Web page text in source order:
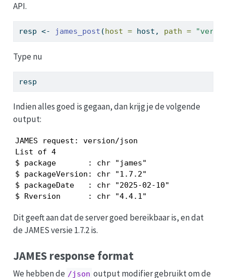
API.
resp <- james_post ( host = host, path =
Type nu
resp
Indien alles goed is gegaan, dan krijg je de volgende
output:
JAMES request: version/json
List of 4
$ package       : chr "james"
$ packageVersion: chr "1.7.2"
$ packageDate   : chr "2025-02-10"
$ Rversion      : chr "4.4.1"
Dit geeft aan dat de server goed bereikbaar is, en dat
de JAMES versie 1.7.2 is.
JAMES response format
We hebben de /json output modifier gebruikt om de